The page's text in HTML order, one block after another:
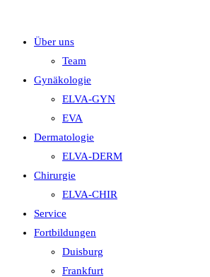
Über uns
Team
Gynäkologie
ELVA-GYN
EVA
Dermatologie
ELVA-DERM
Chirurgie
ELVA-CHIR
Service
Fortbildungen
Duisburg
Frankfurt